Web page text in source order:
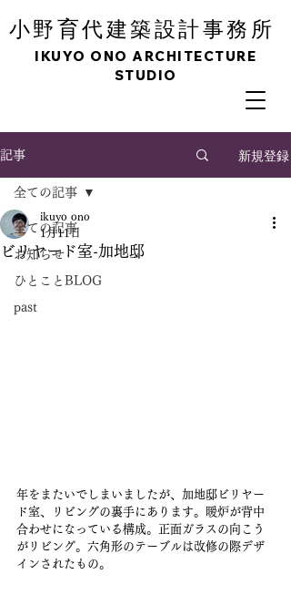
小野育代建築設計事務所
IKUYO ONO ARCHITECTURE
STUDIO
記事 新規登録
全ての記事
お知らせ
ひとことBLOG
past
全ての記事
ビリヤード室-加地邸
ikuyo ono
1月11日
年をまたいでしまいましたが、加地邸ビリヤー
ド室、リビングの裏手にあります。暖炉が背中
合わせになっている構成。正面ガラスの向こう
がリビング。六角形のテーブルは改修の際デザ
インされたもの。